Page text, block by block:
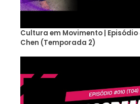
Cultura em Movimento |
Chen (Temporada 2)